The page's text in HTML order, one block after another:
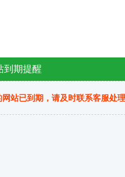
到期提醒
网站已到期，请及时联系客服处理